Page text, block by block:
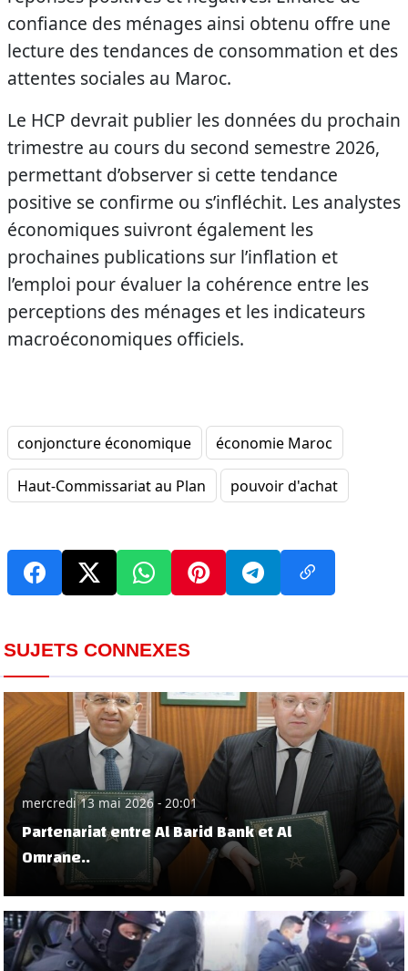
confiance des ménages ainsi obtenu offre une
lecture des tendances de consommation et des
attentes sociales au Maroc.
Le HCP devrait publier les données du prochain
trimestre au cours du second semestre 2026,
permettant d’observer si cette tendance
positive se confirme ou s’infléchit. Les analystes
économiques suivront également les
prochaines publications sur l’inflation et
l’emploi pour évaluer la cohérence entre les
perceptions des ménages et les indicateurs
macroéconomiques officiels.
conjoncture économique économie Maroc
Haut-Commissariat au Plan pouvoir d'achat
SUJETS CONNEXES
mercredi 13 mai 2026 - 20:01
Partenariat entre Al Barid Bank et Al
Omrane..